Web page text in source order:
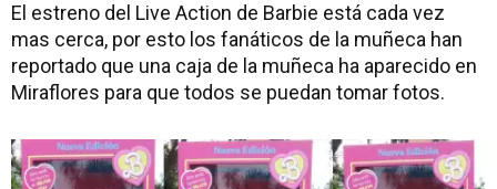
El estreno del Live Action de Barbie está cada vez
mas cerca, por esto los fanáticos de la muñeca han
reportado que una caja de la muñeca ha aparecido en
Miraflores para que todos se puedan tomar fotos.